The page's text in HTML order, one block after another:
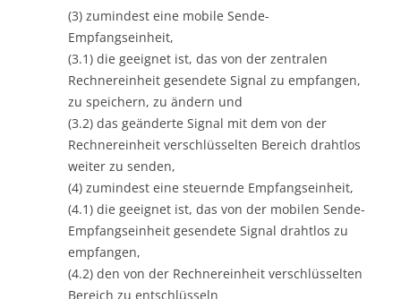
(3) zumindest eine mobile Sende-
Empfangseinheit,
(3.1) die geeignet ist, das von der zentralen
Rechnereinheit gesendete Signal zu empfangen,
zu speichern, zu ändern und
(3.2) das geänderte Signal mit dem von der
Rechnereinheit verschlüsselten Bereich drahtlos
weiter zu senden,
(4) zumindest eine steuernde Empfangseinheit,
(4.1) die geeignet ist, das von der mobilen Sende-
Empfangseinheit gesendete Signal drahtlos zu
empfangen,
(4.2) den von der Rechnereinheit verschlüsselten
Bereich zu entschlüsseln